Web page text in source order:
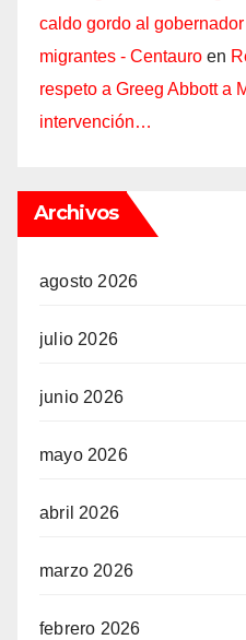
caldo gordo al
migrantes - Centauro en
respeto a Greeg Abbott a
intervención…
Archivos
agosto 2026
julio 2026
junio 2026
mayo 2026
abril 2026
marzo 2026
febrero 2026